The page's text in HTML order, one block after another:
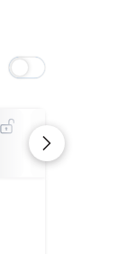
Instyle
Нет